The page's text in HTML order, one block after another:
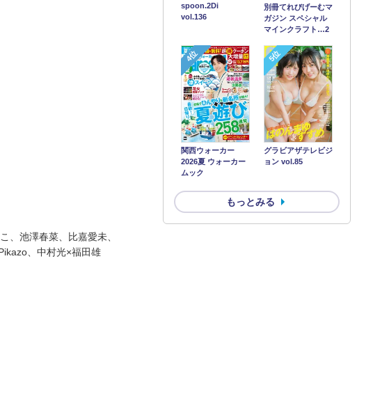
、池澤春菜、比嘉愛未、
、中村光×福田雄
spoon.2Di
vol.136
別冊てれびげーむマ
ガジン スペシャル
マインクラフト…2
4位
関西ウォーカー
2026夏 ウォーカー
ムック
5位
グラビアザテレビジ
ョン vol.85
もっとみる